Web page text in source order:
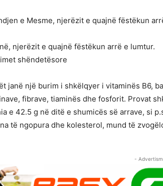
e Mesme, njerëzit e quajnë fëstëkun
njerëzit e quajnë fëstëkun arrë e lumtur.
shëndetësore
janë një burim i shkëlqyer i vitaminës B6,
fibrave, tiaminës dhe fosforit. Provat
e 42.5 g në ditë e shumicës së arrave, si
të ngopura dhe kolesterol, mund të
-